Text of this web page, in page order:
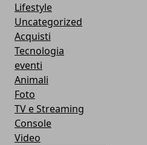
Lifestyle
Uncategorized
Acquisti
Tecnologia
eventi
Animali
Foto
TV e Streaming
Console
Video